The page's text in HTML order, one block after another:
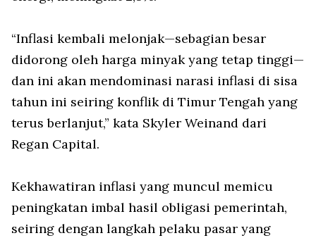
“Inflasi kembali melonjak—sebagian besar
didorong oleh harga minyak yang tetap tinggi—
dan ini akan mendominasi narasi inflasi di sisa
tahun ini seiring konflik di Timur Tengah yang
terus berlanjut,” kata Skyler Weinand dari
Regan Capital.
Kekhawatiran inflasi yang muncul memicu
peningkatan imbal hasil obligasi pemerintah,
seiring dengan langkah pelaku pasar yang